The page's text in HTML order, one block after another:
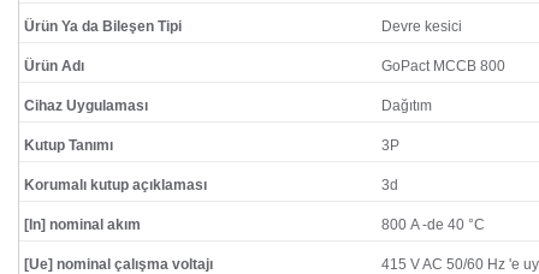
Ürün Ya da Bileşen Tipi Devre kesici
Ürün Adı GoPact MCCB 800
Cihaz Uygulaması Dağıtım
Kutup Tanımı 3P
Korumalı kutup açıklaması 3d
[In] nominal akım 800 A -de 40 °C
[Ue] nominal çalışma voltajı 415 V AC 50/60 Hz 'e